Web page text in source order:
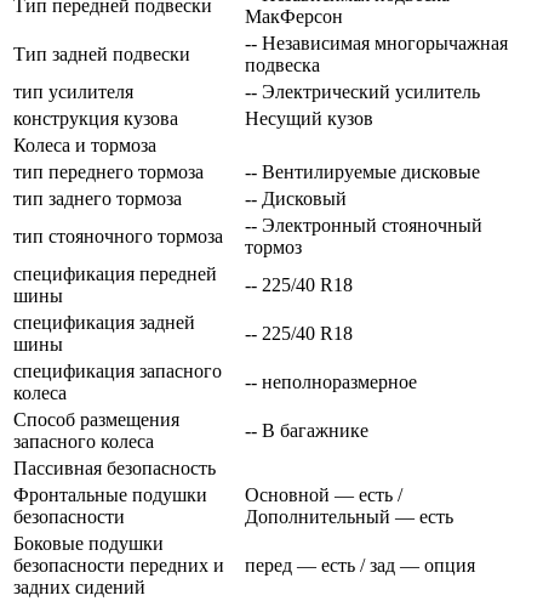
Тип передней подвески
МакФерсон
Тип задней подвески
-- Независимая многорычажная
подвеска
тип усилителя
-- Электрический усилитель
конструкция кузова
Несущий кузов
Колеса и тормоза
тип переднего тормоза
-- Вентилируемые дисковые
тип заднего тормоза
-- Дисковый
тип стояночного тормоза
-- Электронный стояночный
тормоз
спецификация передней
шины
-- 225/40 R18
спецификация задней
шины
-- 225/40 R18
спецификация запасного
колеса
-- неполноразмерное
Способ размещения
запасного колеса
-- В багажнике
Пассивная безопасность
Фронтальные подушки
безопасности
Основной — есть /
Дополнительный — есть
Боковые подушки
безопасности передних и
задних сидений
перед — есть / зад — опция